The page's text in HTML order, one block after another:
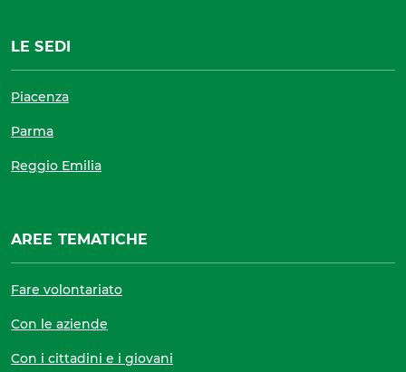
LE SEDI
Piacenza
Parma
Reggio Emilia
AREE TEMATICHE
Fare volontariato
Con le aziende
Con i cittadini e i giovani